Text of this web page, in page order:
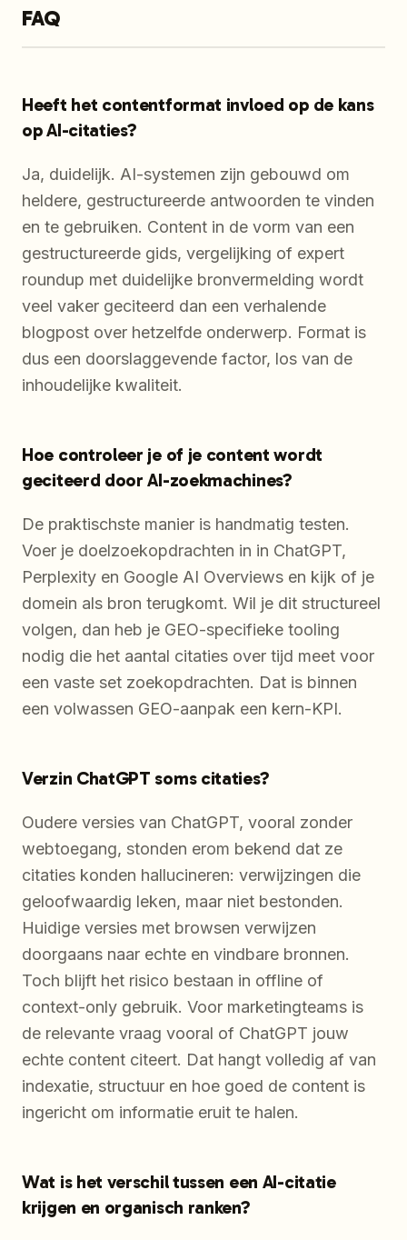
FAQ
Heeft het contentformat invloed op de kans
op AI-citaties?
Ja, duidelijk. AI-systemen zijn gebouwd om
heldere, gestructureerde antwoorden te vinden
en te gebruiken. Content in de vorm van een
gestructureerde gids, vergelijking of expert
roundup met duidelijke bronvermelding wordt
veel vaker geciteerd dan een verhalende
blogpost over hetzelfde onderwerp. Format is
dus een doorslaggevende factor, los van de
inhoudelijke kwaliteit.
Hoe controleer je of je content wordt
geciteerd door AI-zoekmachines?
De praktischste manier is handmatig testen.
Voer je doelzoekopdrachten in in ChatGPT,
Perplexity en Google AI Overviews en kijk of je
domein als bron terugkomt. Wil je dit structureel
volgen, dan heb je GEO-specifieke tooling
nodig die het aantal citaties over tijd meet voor
een vaste set zoekopdrachten. Dat is binnen
een volwassen GEO-aanpak een kern-KPI.
Verzin ChatGPT soms citaties?
Oudere versies van ChatGPT, vooral zonder
webtoegang, stonden erom bekend dat ze
citaties konden hallucineren: verwijzingen die
geloofwaardig leken, maar niet bestonden.
Huidige versies met browsen verwijzen
doorgaans naar echte en vindbare bronnen.
Toch blijft het risico bestaan in offline of
context-only gebruik. Voor marketingteams is
de relevante vraag vooral of ChatGPT jouw
echte content citeert. Dat hangt volledig af van
indexatie, structuur en hoe goed de content is
ingericht om informatie eruit te halen.
Wat is het verschil tussen een AI-citatie
krijgen en organisch ranken?